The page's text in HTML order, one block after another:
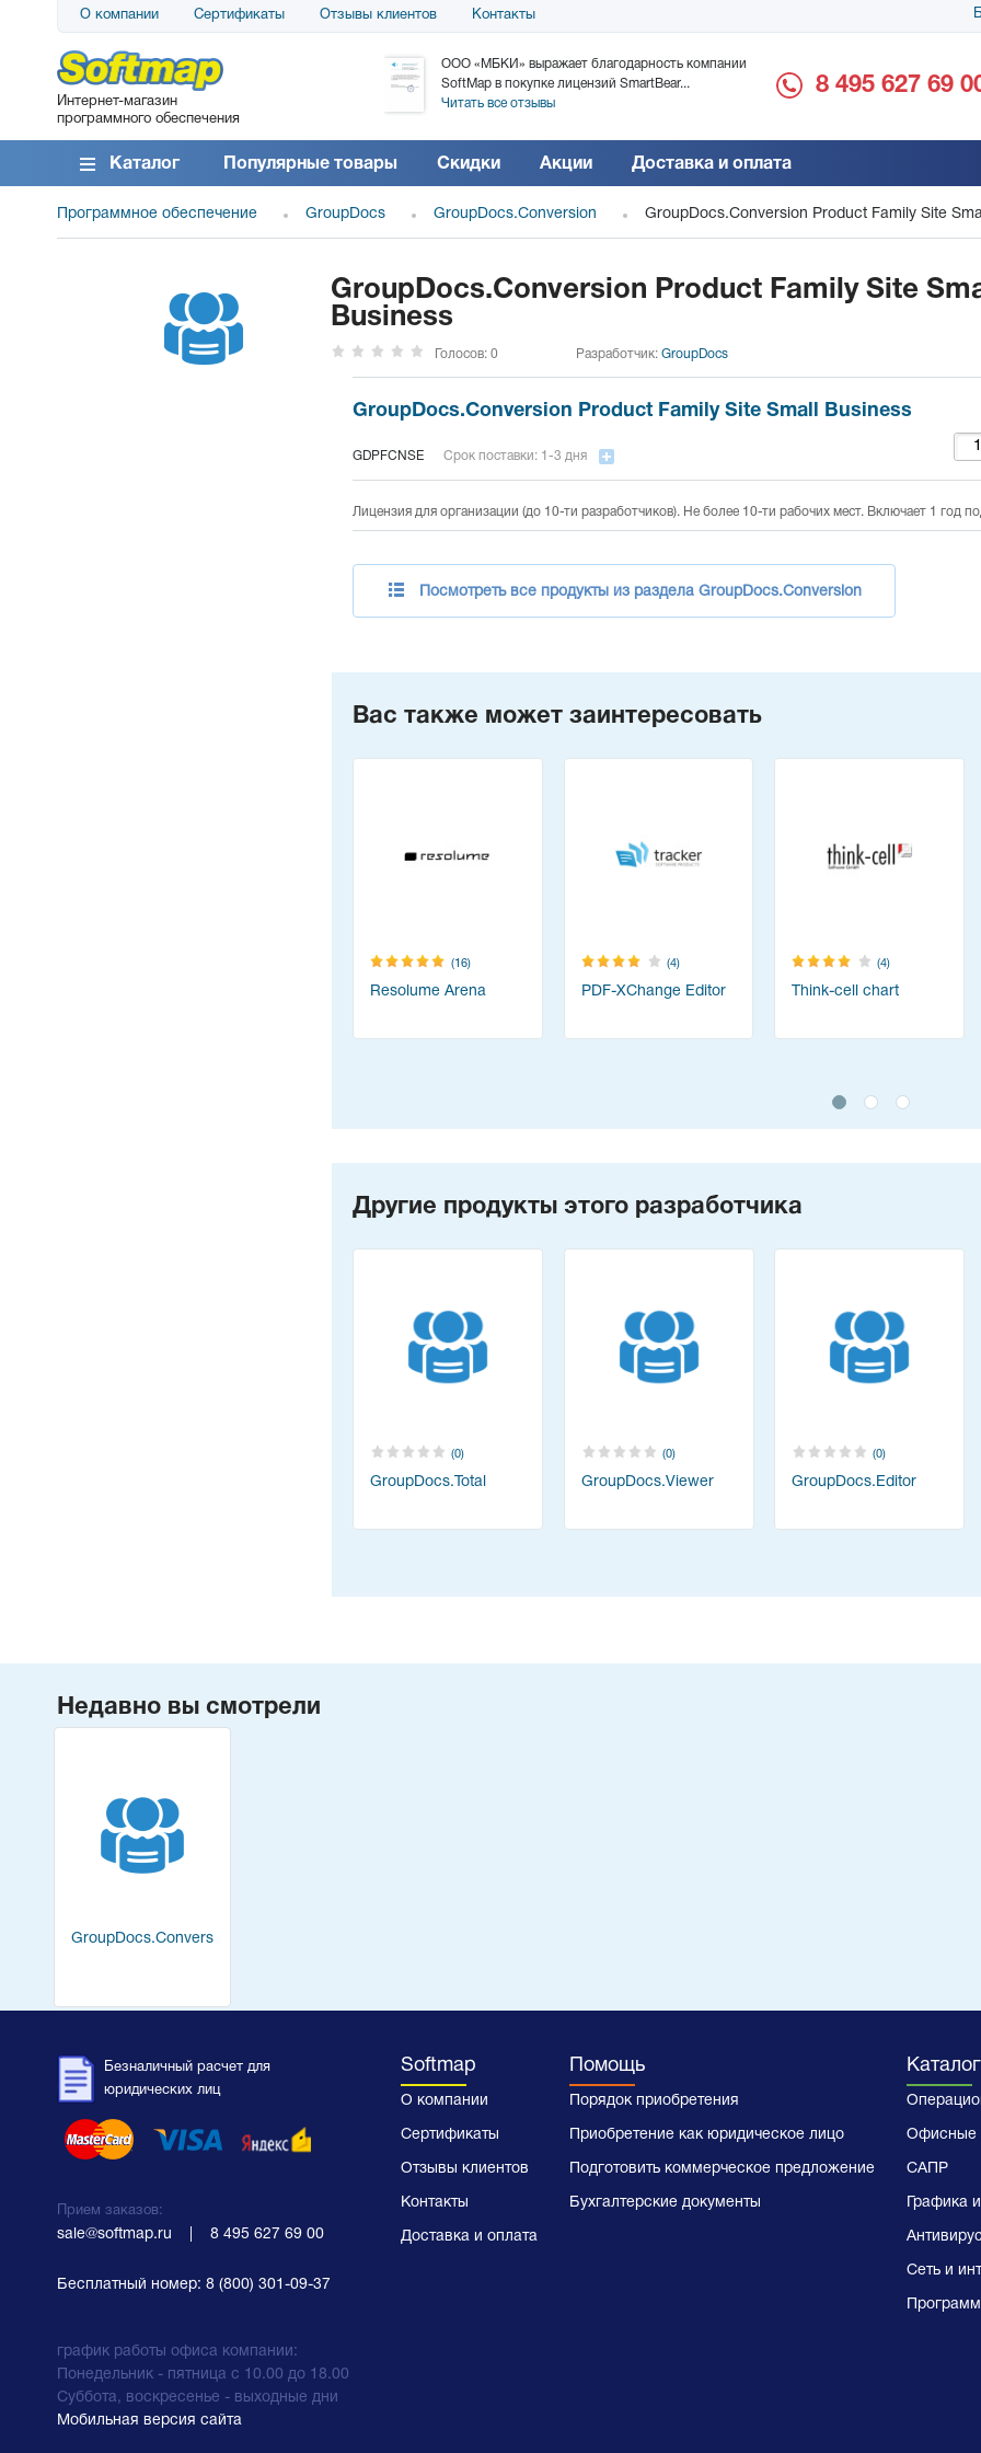
О компании Сертификаты Отзывы клиентов Контакты
Интернет-магазин
программного обеспечения
АО «АТС» благодарит компанию SoftMap за
поставку программного обеспечения SolarWinds
DameWare...
Читать все отзывы
ООО «МБКИ» выражает благодарность компании
SoftMap в покупке лицензий SmartBear...
Читать все отзывы
благодарность за
8 495 627 69
Каталог Популярные товары Скидки Акции Доставка и оплата
Программное обеспечение GroupDocs GroupDocs.Conversion GroupDocs.Conversion Product Family Site
GroupDocs.Conversion Product Family Site
Business
Голосов: 0 Разработчик: GroupDocs
GroupDocs.Conversion Product Family Site Small Business
GDPFCNSE Срок поставки: 1-3 дня
Лицензия для организации (до 10-ти разработчиков). Не более 10-ти рабочих мест. Включает 1 год
Посмотреть все продукты из раздела GroupDocs.Conversion
Вас также может заинтересовать
(16)
Resolume Arena
(4)
PDF-XChange Editor
(4)
Think-cell chart
Другие продукты этого разработчика
(0)
GroupDocs.Total
(0)
GroupDocs.Viewer
(0)
GroupDocs.Editor
Недавно вы смотрели
GroupDocs.Conversion
Безналичный расчет для
юридических лиц
Прием заказов:
sale@softmap.ru 8 495 627 69 00
Бесплатный номер: 8 (800) 301-09-37
график работы офиса компании:
Понедельник - пятница с 10.00 до 18.00
Суббота, воскресенье - выходные дни
Softmap
О компании
Сертификаты
Отзывы клиентов
Контакты
Доставка и оплата
Помощь
Порядок приобретения
Приобретение как юридическое лицо
Подготовить коммерческое предложение
Бухгалтерские документы
Каталог
Офисные
САПР
Графика
Сеть и
Мобильная версия сайта